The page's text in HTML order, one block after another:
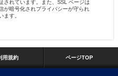
されています。また、SSL ページは
が暗号化されプライバシーが守られ
ます。
用規約 ページTOP